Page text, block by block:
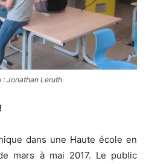
: Jonathan Leruth
dans une Haute école en
mars à mai 2017. Le public